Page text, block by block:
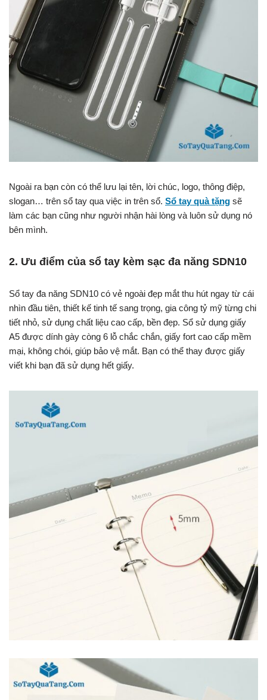
Ngoài ra bạn còn có thể lưu lại tên, lời chúc, logo, thông điệp,
slogan… trên sổ tay qua việc in trên sổ. Sổ tay quà tặng sẽ
làm các bạn cũng như người nhận hài lòng và luôn sử dụng nó
bên mình.
2. Ưu điểm của sổ tay kèm sạc đa năng SDN10
Sổ tay đa năng SDN10 có vẻ ngoài đẹp mắt thu hút ngay từ cái
nhìn đầu tiên, thiết kế tinh tế sang trọng, gia công tỷ mỹ từng chi
tiết nhỏ, sử dụng chất liệu cao cấp, bền đẹp. Sổ sử dụng giấy
A5 được dính gày còng 6 lỗ chắc chắn, giấy fort cao cấp mềm
mại, không chói, giúp bảo vệ mắt. Bạn có thể thay được giấy
viết khi bạn đã sử dụng hết giấy.